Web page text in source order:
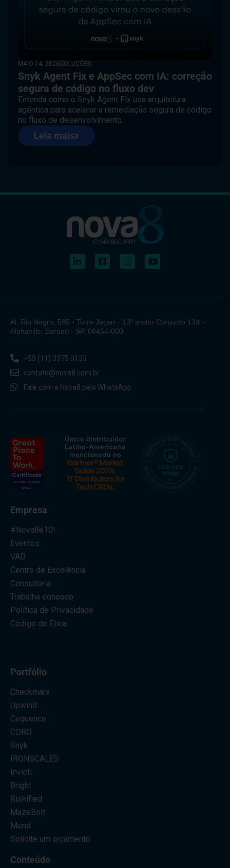
MAIO 14, 2026 SOLUÇÕES
Snyk Agent Fix e AppSec com IA: correção
segura de código no fluxo dev
Entenda como o Snyk Agent Fix usa arquitetura
agêntica para acelerar a remediação segura de código
no fluxo de desenvolvimento.
Leia mais
Al. Rio Negro, 585 - Torre Jaçarí - 13º andar Conjunto 134 -
Alphaville, Barueri - SP, 06454-000
+55 (11) 3375 0133
contato@nova8.com.br
Fale com a Nova8 pelo WhatsApp
Empresa
#Nova8é10!
Eventos
VAD
Centro de Excelência
Consultoria
Trabalhe conosco
Política de Privacidade
Código de Ética
Portfólio
Checkmarx
Upwind
Cequence
CORO
Snyk
IRONSCALES
Invicti
Bright
Riskified
MazeBolt
Mend
Solicite um orçamento
Conteúdo